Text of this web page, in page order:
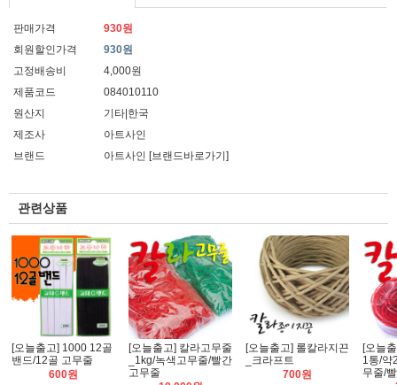
판매가격
930원
회원할인가격
930원
고정배송비
4,000원
제품코드
084010110
원산지
기타|한국
제조사
아트사인
브랜드
아트사인 [브랜드바로가기]
관련상품
[오늘출고] 1000 12골
밴드/12골 고무줄
600원
[오늘출고] 칼라고무줄
_1kg/녹색고무줄/빨간
고무줄
[오늘출고] 롤칼라지끈
_크라프트
700원
[오늘
1통/약
무줄/